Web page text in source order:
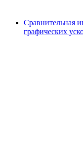
Сравнительная
графических